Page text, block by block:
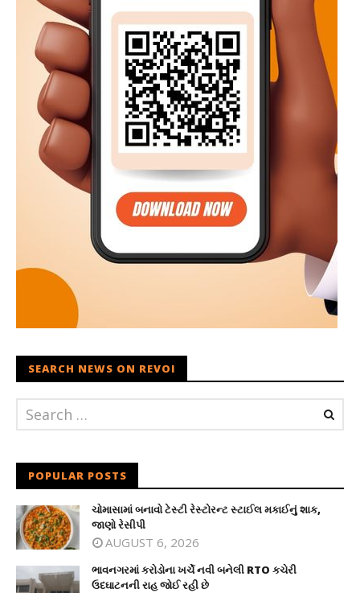
SEARCH NEWS ON REVOI
POPULAR POSTS
ચોમાસામાં બનાવો ટેસ્ટી રેસ્ટોરન્ટ સ્ટાઈલ મકાઈનું શાક,
જાણો રેસીપી
AUGUST 6, 2026
ભાવનગરમાં કરોડોના ખર્ચે નવી બનેલી RTO કચેરી
ઉદઘાટનની રાહ જોઈ રહી છે